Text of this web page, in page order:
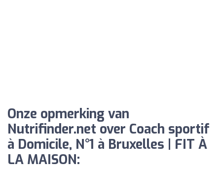
Onze opmerking van
Nutrifinder.net over Coach sportif
à Domicile, N°1 à Bruxelles | FIT À
LA MAISON: